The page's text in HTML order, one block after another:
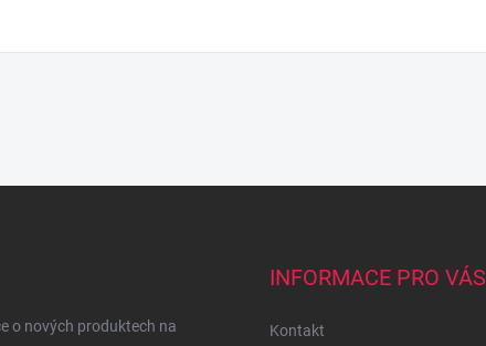
o nových produktech na
INFORMACE PRO VÁS
Kontakt